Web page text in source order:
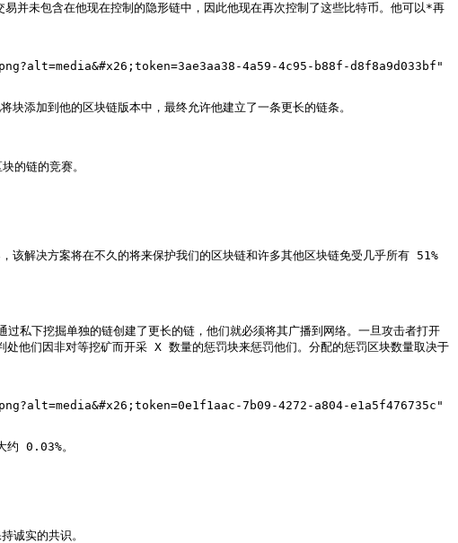
并未包含在他现在控制的隐形链中，因此他现在再次控制了这些比特币。他可以*再
4a59-4c95-b88f-d8f8a9d033bf"
添加到他的区块链版本中，最终允许他建立了一条更长的链条。
的链的竞赛。
决方案将在不久的将来保护我们的区块链和许多其他区块链免受几乎所有 51%
挖掘单独的链创建了更长的链，他们就必须将其广播到网络。一旦攻击者打开
他们因非对等挖矿而开采 X 数量的惩罚块来惩罚他们。分配的惩罚区块数量取决于
7b09-4272-a804-e1a5f476735c"
约 0.03%。
诚实的共识。